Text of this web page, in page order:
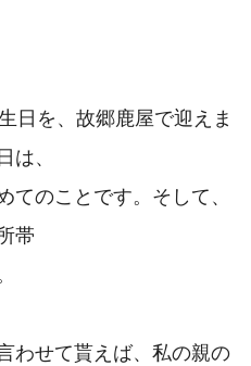
日を、故郷鹿屋で迎えま
は、
てのことです。そして、
帯
わせて貰えば、私の親の